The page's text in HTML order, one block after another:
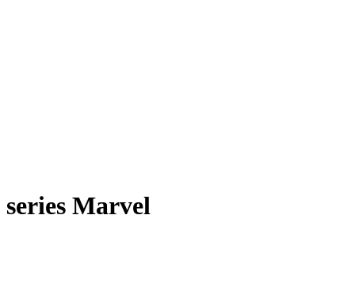
series Marvel